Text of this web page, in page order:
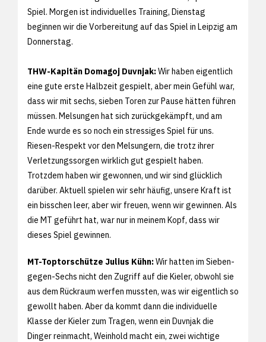
Spiel. Morgen ist individuelles Training, Dienstag
beginnen wir die Vorbereitung auf das Spiel in Leipzig am
Donnerstag.
THW-Kapitän Domagoj Duvnjak:Wir haben eigentlich
eine gute erste Halbzeit gespielt, aber mein Gefühl war,
dass wir mit sechs, sieben Toren zur Pause hätten führen
müssen. Melsungen hat sich zurückgekämpft, und am
Ende wurde es so noch ein stressiges Spiel für uns.
Riesen-Respekt vor den Melsungern, die trotz ihrer
Verletzungssorgen wirklich gut gespielt haben.
Trotzdem haben wir gewonnen, und wir sind glücklich
darüber. Aktuell spielen wir sehr häufig, unsere Kraft ist
ein bisschen leer, aber wir freuen, wenn wir gewinnen. Als
die MT geführt hat, war nur in meinem Kopf, dass wir
dieses Spiel gewinnen.
MT-Toptorschütze Julius Kühn:Wir hatten im Sieben-
gegen-Sechs nicht den Zugriff auf die Kieler, obwohl sie
aus dem Rückraum werfen mussten, was wir eigentlich so
gewollt haben. Aber da kommt dann die individuelle
Klasse der Kieler zum Tragen, wenn ein Duvnjak die
Dinger reinmacht, Weinhold macht ein, zwei wichtige